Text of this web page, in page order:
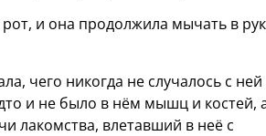
и она продолжила мычать в
чего никогда не случалось с ней
и не было в нём мышц и костей,
лакомства, влетавший в неё с